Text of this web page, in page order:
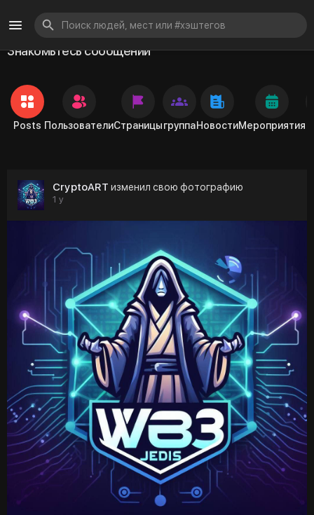
Знакомьтесь сообщений
Posts ПользователиСтраницыгруппаНовостиМероприятия
CryptoART изменил свою фотографию
1 y